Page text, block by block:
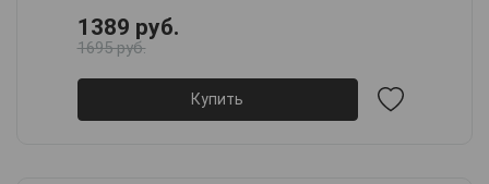
1389 руб.
1695 руб.
Купить